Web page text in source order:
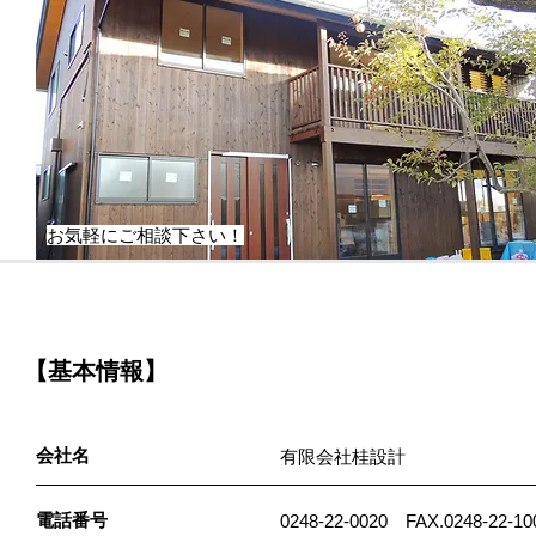
お気軽にご相談下さい！
【基本情報】
会社名 有限会社桂設計
電話番号 0248-22-0020 FAX.0248-22-